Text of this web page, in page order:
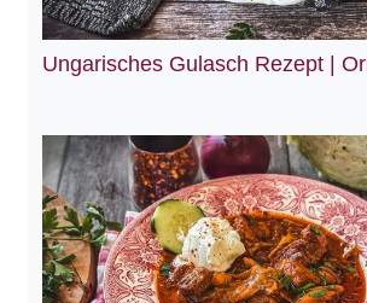
Ungarisches Gulasch Rezept |